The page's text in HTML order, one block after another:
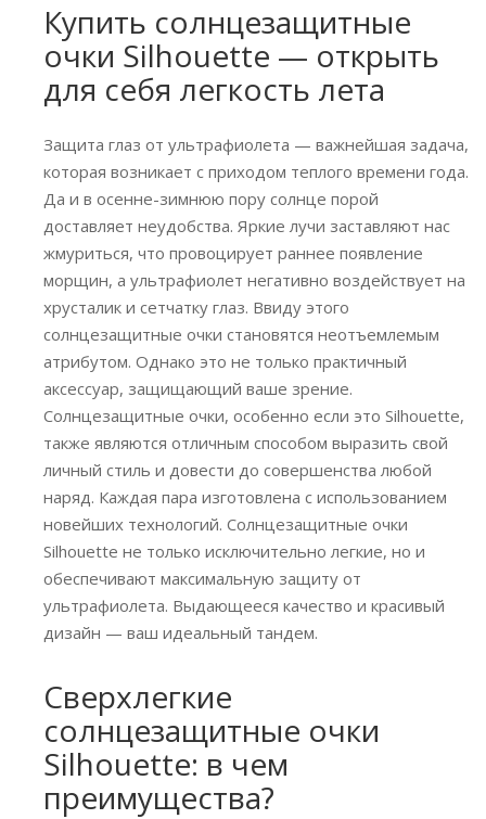
Купить солнцезащитные
очки Silhouette — открыть
для себя легкость лета
Защита глаз от ультрафиолета — важнейшая задача,
которая возникает с приходом теплого времени года.
Да и в осенне-зимнюю пору солнце порой
доставляет неудобства. Яркие лучи заставляют нас
жмуриться, что провоцирует раннее появление
морщин, а ультрафиолет негативно воздействует на
хрусталик и сетчатку глаз. Ввиду этого
солнцезащитные очки становятся неотъемлемым
атрибутом. Однако это не только практичный
аксессуар, защищающий ваше зрение.
Солнцезащитные очки, особенно если это Silhouette,
также являются отличным способом выразить свой
личный стиль и довести до совершенства любой
наряд. Каждая пара изготовлена ​​с использованием
новейших технологий. Солнцезащитные очки
Silhouette не только исключительно легкие, но и
обеспечивают максимальную защиту от
ультрафиолета. Выдающееся качество и красивый
дизайн — ваш идеальный тандем.
Сверхлегкие
солнцезащитные очки
Silhouette: в чем
преимущества?